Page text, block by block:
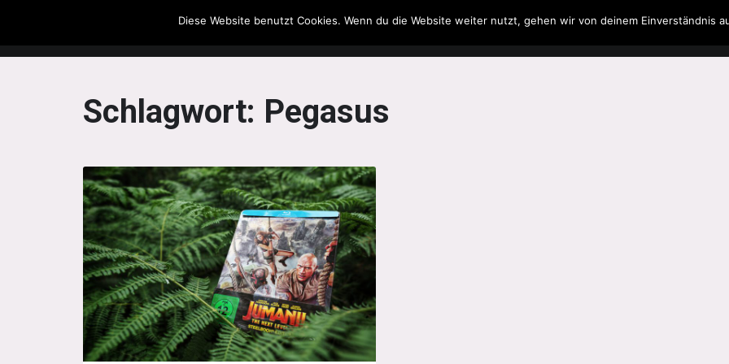
The Howling Men Filme & Serien Musik Spielzeug Literatur
Schlagwort: Pegasus
Diese Website benutzt Cookies. Wenn du die Website weiter nutzt, gehen wir von deinem Einverständnis